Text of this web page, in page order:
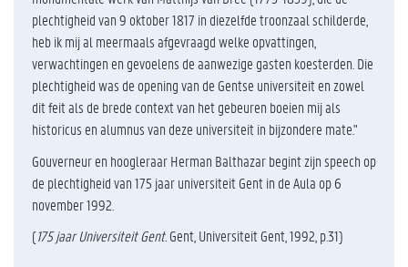
plechtigheid van 9 oktober 1817 in diezelfde troonzaal schilderde,
heb ik mij al meermaals afgevraagd welke opvattingen,
verwachtingen en gevoelens de aanwezige gasten koesterden. Die
plechtigheid was de opening van de Gentse universiteit en zowel
dit feit als de brede context van het gebeuren boeien mij als
historicus en alumnus van deze universiteit in bijzondere mate."
Gouverneur en hoogleraar Herman Balthazar begint zijn speech op
de plechtigheid van 175 jaar universiteit Gent in de Aula op 6
november 1992.
(175 jaar Universiteit Gent. Gent, Universiteit Gent, 1992, p.31)